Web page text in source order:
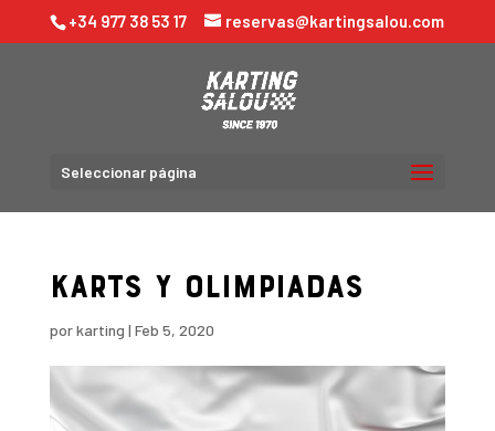
+34 977 38 53 17 reservas@kartingsalou.com
Seleccionar página
Karts y olimpiadas
porkarting | Feb 5, 2020